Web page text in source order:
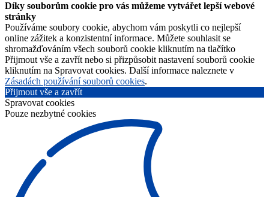
Díky souborům cookie pro vás můžeme vytvářet lepší webové
stránky
Používáme soubory cookie, abychom vám poskytli co nejlepší
online zážitek a konzistentní informace. Můžete souhlasit se
shromažďováním všech souborů cookie kliknutím na tlačítko
Přijmout vše a zavřít nebo si přizpůsobit nastavení souborů cookie
kliknutím na Spravovat cookies. Další informace naleznete v
Zásadách používání souborů cookies.
Přijmout vše a zavřít
Spravovat cookies
Pouze nezbytné cookies